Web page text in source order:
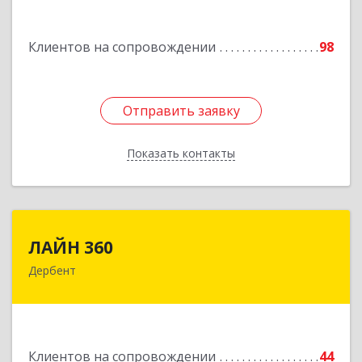
Клиентов на сопровождении 98
Отправить заявку
Показать контакты
Отправить заявку
Назад
ЛАЙН 360
Дербент
Клиентов на сопровождении 44
368600, Дагестан Респ, Дербент г, Ю.Гагарина